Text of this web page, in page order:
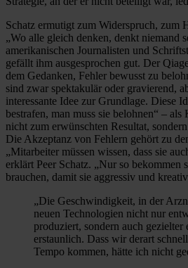
Schatz ermutigt zum Widerspruch, zum
„Wo alle gleich denken, denkt niemand
amerikanischen Journalisten und
gefällt ihm ausgesprochen gut. Der
dem Gedanken, Fehler bewusst zu
sind zwar spektakulär oder gravierend,
interessante Idee zur Grundlage. Diese
bestrafen, man muss sie belohnen“ –
nicht zum erwünschten Resultat,
Die Akzeptanz von Fehlern gehört zu
„Mitarbeiter müssen wissen, dass sie
erklärt Peer Schatz. „Nur so bekommen
brauchen, damit sie aggressiv und
„Die Geschwindigkeit, in der
neuen Technologien nicht nur
produziert, sondern auch gezielter
erstaunlich. Dass wir derart
Tempo kommen, hätte ich nicht